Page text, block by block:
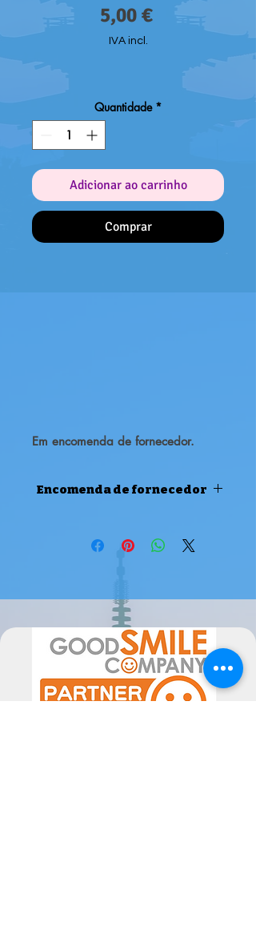
5,00 €Preço
IVA incl.
Quantidade *
Adicionar ao carrinho
Comprar
Em encomenda de fornecedor.
Encomenda de fornecedor
Atenção, este produto é uma
encomenda de fornecedor, pode
movimento de encomendas).
Por favor sinta-se livre para nos
contactar se tiver alguma dúvida.
A data de chegada pode sofrer
alterações, dependentes do
fornecedor, pelo poderão ser